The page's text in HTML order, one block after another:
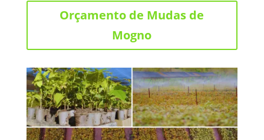
Orçamento de Mudas de
Mogno